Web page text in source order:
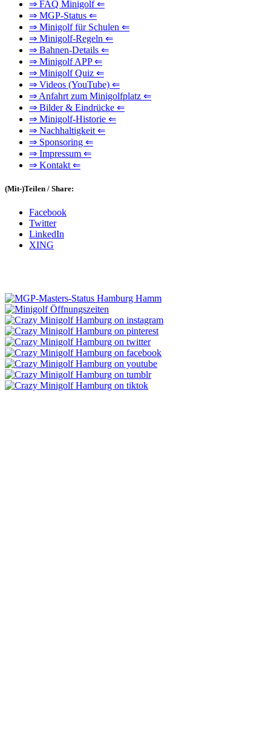
⇒ FAQ Minigolf ⇐
⇒ MGP-Status ⇐
⇒ Minigolf für Schulen ⇐
⇒ Minigolf-Regeln ⇐
⇒ Bahnen-Details ⇐
⇒ Minigolf APP ⇐
⇒ Minigolf Quiz ⇐
⇒ Videos (YouTube) ⇐
⇒ Anfahrt zum Minigolfplatz ⇐
⇒ Bilder & Eindrücke ⇐
⇒ Minigolf-Historie ⇐
⇒ Nachhaltigkeit ⇐
⇒ Sponsoring ⇐
⇒ Impressum ⇐
⇒ Kontakt ⇐
(Mit-)Teilen / Share:
Facebook
Twitter
LinkedIn
XING